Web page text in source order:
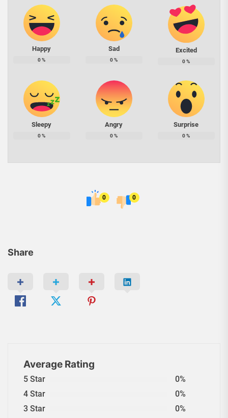
Share
Happy
0%
Sad
0%
Excited
0%
Sleepy
0%
Angry
0%
Surprise
0%
0 0
Average Rating
5 Star
0%
4 Star
0%
3 Star
0%